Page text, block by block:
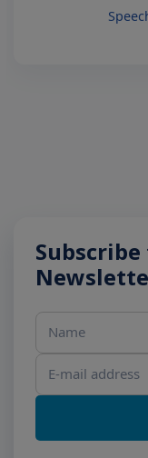
Name
E-mail address